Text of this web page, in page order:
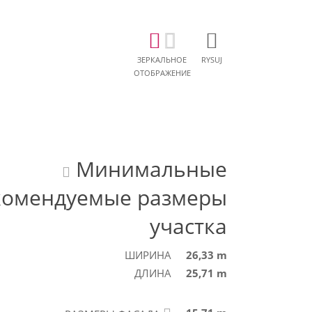
ЗЕРКАЛЬНОЕ
ОТОБРАЖЕНИЕ
RYSUJ
Минимальные
размеры
участка
ШИРИНА
26,33 m
ДЛИНА
25,71 m